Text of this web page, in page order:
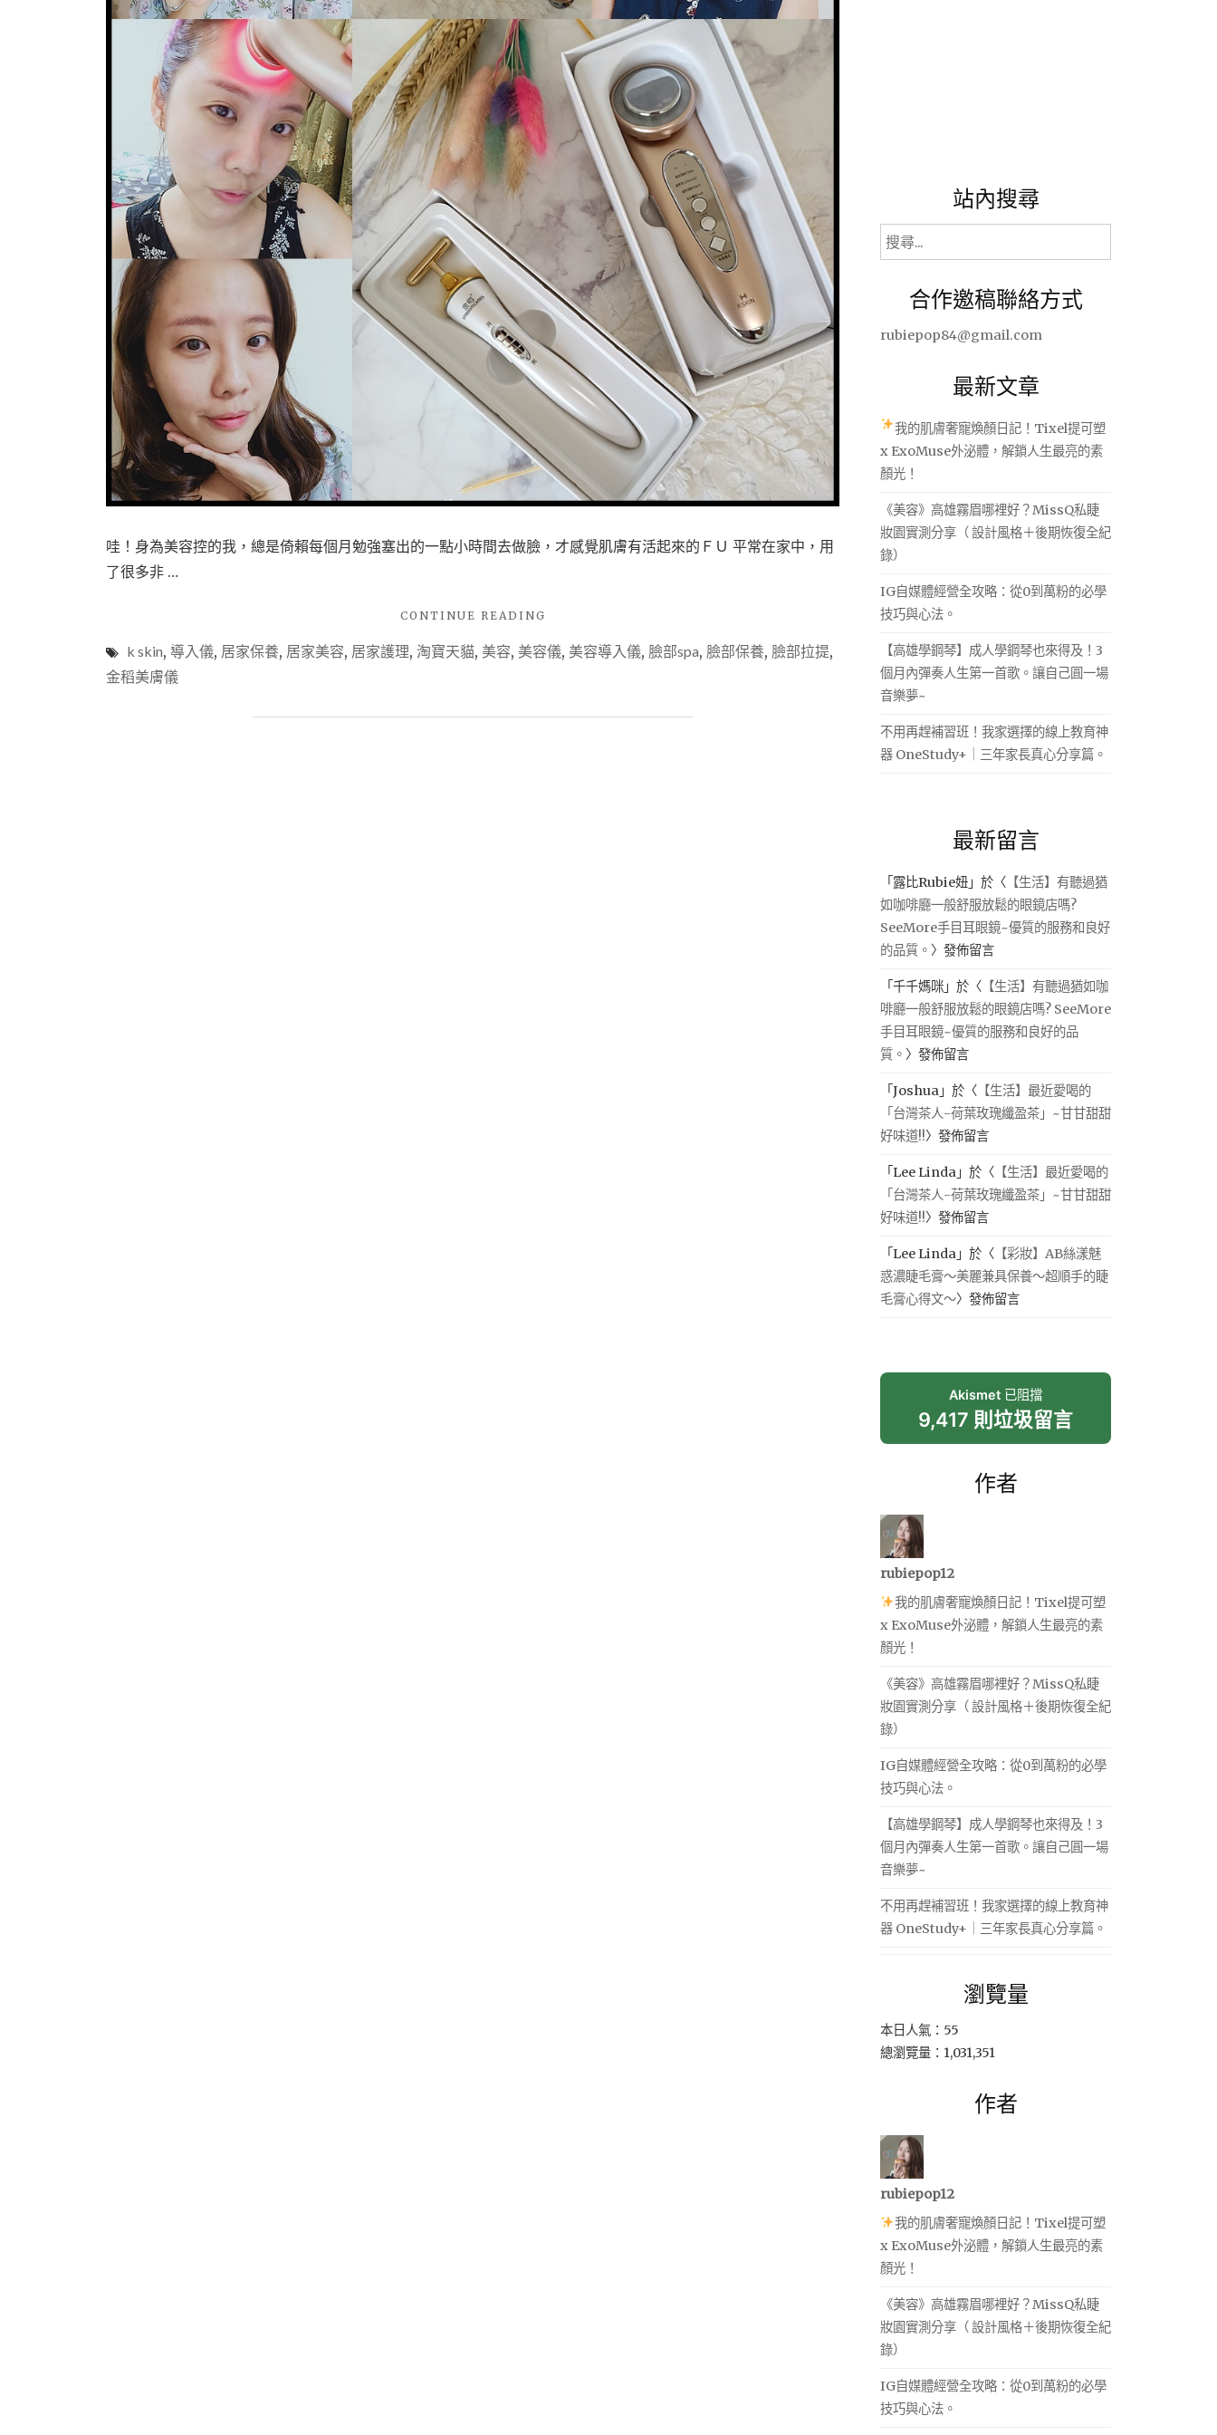
哇！身為美容控的我，總是倚賴每個月勉強塞出的一點小時間去做臉，才感覺肌膚有活起來的ＦＵ 平常在家中，用
了很多非 …
CONTINUE READING
四
k skin, 導入儀, 居家保養, 居家美容, 居家護理, 淘寶天貓, 美容, 美容儀, 美容導入儀, 臉部spa, 臉部保養, 臉部拉提,
金稻美膚儀
站內搜尋
搜
尋
合作邀稿聯絡方式
rubiepop84@gmail.com
最新文章
我的肌膚奢寵煥顏日記！Tixel提可塑
x ExoMuse外泌體，解鎖人生最亮的素
顏光！
《美容》高雄霧眉哪裡好？MissQ私睫
妝園實測分享（ 設計風格＋後期恢復全紀
錄）
IG自媒體經營全攻略：從0到萬粉的必學
技巧與心法。
【高雄學鋼琴】成人學鋼琴也來得及！3
個月內彈奏人生第一首歌。讓自己圓一場
音樂夢~
不用再趕補習班！我家選擇的線上教育神
器 OneStudy+｜三年家長真心分享篇。
最新留言
「 露比Rubie妞 」於〈 【生活】有聽過猶
如咖啡廳一般舒服放鬆的眼鏡店嗎?
SeeMore手目耳眼鏡~優質的服務和良好
的品質。 〉發佈留言
「千千媽咪 」於〈 【生活】有聽過猶如咖
啡廳一般舒服放鬆的眼鏡店嗎? SeeMore
手目耳眼鏡~優質的服務和良好的品
質。 〉發佈留言
「Joshua 」於〈 【生活】最近愛喝的
「台灣茶人-荷葉玫瑰纖盈茶」~甘甘甜甜
好味道!!〉發佈留言
「Lee Linda 」於〈 【生活】最近愛喝的
「台灣茶人-荷葉玫瑰纖盈茶」~甘甘甜甜
好味道!!〉發佈留言
「Lee Linda 」於〈 【彩妝】AB絲漾魅
惑濃睫毛膏～美麗兼具保養～超順手的睫
毛膏心得文～〉發佈留言
Akismet 已阻擋
9,417 則垃圾留言
作者
rubiepop12
我的肌膚奢寵煥顏日記！Tixel提可塑
x ExoMuse外泌體，解鎖人生最亮的素
顏光！
《美容》高雄霧眉哪裡好？MissQ私睫
妝園實測分享（ 設計風格＋後期恢復全紀
錄）
IG自媒體經營全攻略：從0到萬粉的必學
技巧與心法。
【高雄學鋼琴】成人學鋼琴也來得及！3
個月內彈奏人生第一首歌。讓自己圓一場
音樂夢~
不用再趕補習班！我家選擇的線上教育神
器 OneStudy+｜三年家長真心分享篇。
瀏覽量
本日人氣：55
總瀏覽量：1,031,351
作者
rubiepop12
我的肌膚奢寵煥顏日記！Tixel提可塑
x ExoMuse外泌體，解鎖人生最亮的素
顏光！
《美容》高雄霧眉哪裡好？MissQ私睫
妝園實測分享（ 設計風格＋後期恢復全紀
錄）
IG自媒體經營全攻略：從0到萬粉的必學
技巧與心法。